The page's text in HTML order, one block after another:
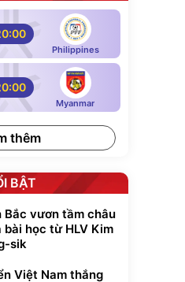
Philippines
Myanmar
thêm
BẬT
Bắc vươn tầm châu
bài học từ HLV Kim
sik
Việt Nam thắng